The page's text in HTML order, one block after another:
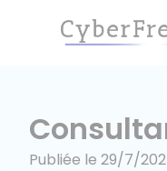
Publiée le 29/7/